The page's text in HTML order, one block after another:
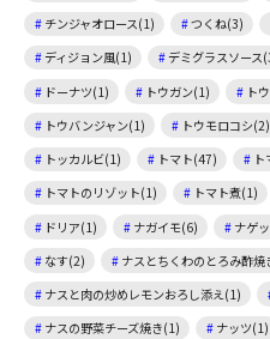
チンジャオロース(1)
つくね(3)
ディジョン風(1)
デミグラスソース
ドーナツ(1)
トウガン(1)
ト
トウバンジャン(1)
トウモロコシ(2)
トッカルビ(1)
トマト(47)
トマトのリゾット(1)
トマト煮(1)
ドリア(1)
ナガイモ(6) ナゲ
なす(2)
ナスとちくわのとろみ酢焼
ナスと肉の炒めレモンおろし添え(1)
ナスの野菜チーズ焼き(1)
ナッツ(1)